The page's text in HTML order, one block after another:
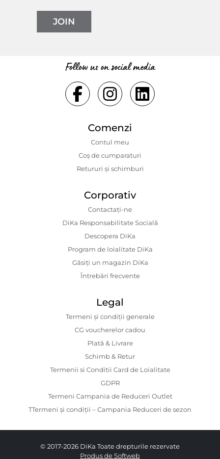
JOIN
Follow us on social media
Comenzi
Contul meu
Coș de cumparaturi
Retururi și schimburi
Corporativ
Contactaţi-ne
DiKa Responsabilitate Socială
Descopera DiKa
Program de loialitate DiKa
Găsiți un magazin DiKa
Întrebări frecvente
Legal
Termeni și condiții generale
CG voucherelor cadou
Plată & Livrare
Schimb & Retur
Termenii si Conditii Card de Loialitate
GDPR
Termeni Campania de Reduceri Outlet
TTermeni și condiții – Campania Reduceri de sezon
© 2017-2026 DiKa Toate drepturile rezervate
Produs de Softweb